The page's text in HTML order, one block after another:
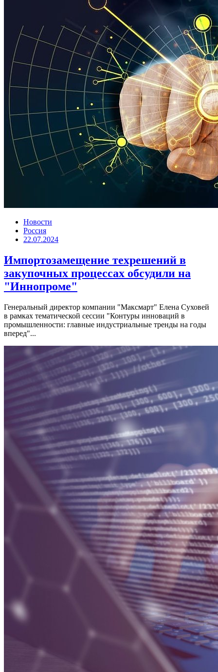
Новости
Россия
22.07.2024
Импортозамещение техрешений в
закупочных процессах обсудили на
"Иннопроме"
Генеральный директор компании "Максмарт" Елена Суховей
в рамках тематической сессии "Контуры инноваций в
промышленности: главные индустриальные тренды на годы
вперед"...